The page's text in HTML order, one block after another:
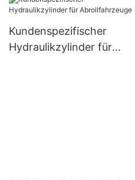
Kundenspezifischer
Hydraulikzylinder für